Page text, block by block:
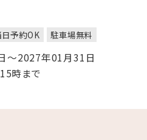
日予約OK 駐車場無料
～2027年01月31日
時まで